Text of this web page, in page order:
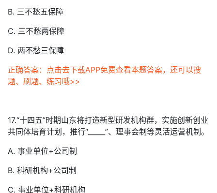
B. 三不愁五保障
C. 三不愁两保障
D. 两不愁三保障
正确答案：点击去下载APP免费查看本题答案，还可以搜
题、刷题、练习哦>>
17.“十四五”时期山东将打造新型研发机构群，实施创新创业
共同体培育计划，推行“_____”、理事会制等灵活运营机制。
A. 事业单位+公司制
B. 科研机构+公司制
C. 事业单位+科研机构